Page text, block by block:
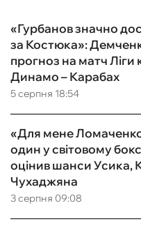
5 серпня 18:54
«Гурбанов значно
за Костюка»:
прогноз на матч Ліги
Динамо – Карабах
3 серпня 09:08
«Для мене
один у світовому
оцінив шанси Усика,
Чухаджяна